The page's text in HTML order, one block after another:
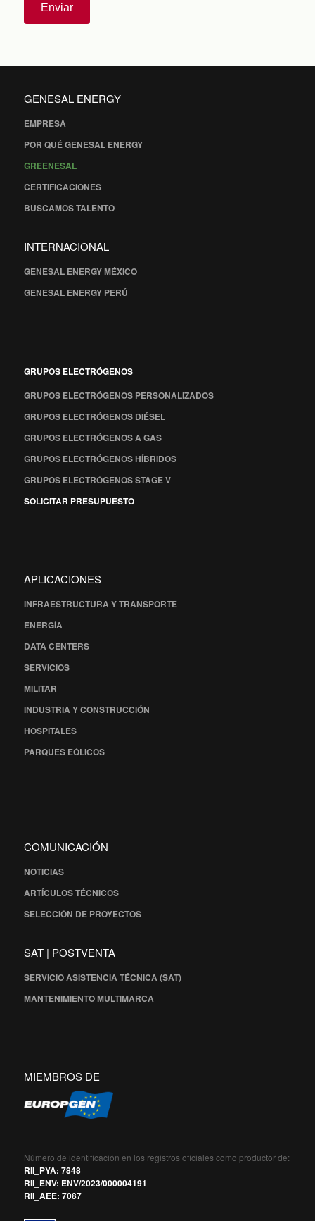
Enviar
GENESAL ENERGY
EMPRESA
POR QUÉ GENESAL ENERGY
GREENESAL
CERTIFICACIONES
BUSCAMOS TALENTO
INTERNACIONAL
GENESAL ENERGY MÉXICO
GENESAL ENERGY PERÚ
GRUPOS ELECTRÓGENOS
GRUPOS ELECTRÓGENOS PERSONALIZADOS
GRUPOS ELECTRÓGENOS DIÉSEL
GRUPOS ELECTRÓGENOS A GAS
GRUPOS ELECTRÓGENOS HÍBRIDOS
GRUPOS ELECTRÓGENOS STAGE V
SOLICITAR PRESUPUESTO
APLICACIONES
INFRAESTRUCTURA Y TRANSPORTE
ENERGÍA
DATA CENTERS
SERVICIOS
MILITAR
INDUSTRIA Y CONSTRUCCIÓN
HOSPITALES
PARQUES EÓLICOS
COMUNICACIÓN
NOTICIAS
ARTÍCULOS TÉCNICOS
SELECCIÓN DE PROYECTOS
SAT | POSTVENTA
SERVICIO ASISTENCIA TÉCNICA (SAT)
MANTENIMIENTO MULTIMARCA
MIEMBROS DE
Número de identificación en los registros oficiales como productor de:
RII_PYA: 7848
RII_ENV: ENV/2023/000004191
RII_AEE: 7087